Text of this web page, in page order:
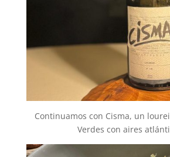
Continuamos con Cisma, un
Verdes con aires